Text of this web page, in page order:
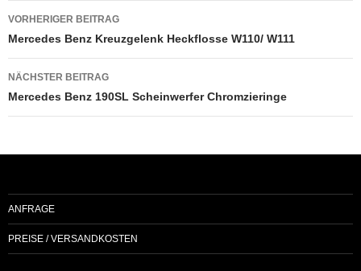
Beitragsnavigation
VORHERIGER BEITRAG
Mercedes Benz Kreuzgelenk Heckflosse W110/ W111
NÄCHSTER BEITRAG
Mercedes Benz 190SL Scheinwerfer Chromzieringe
ANFRAGE
PREISE / VERSANDKOSTEN